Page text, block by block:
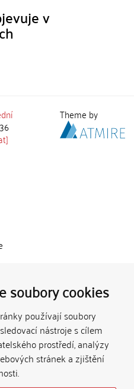
soubory cookies
používají soubory
nástroje s cílem
prostředí, analýzy
stránek a zjištění
v
Theme by